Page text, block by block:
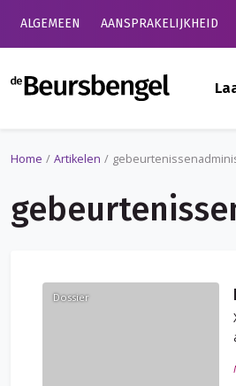
ALGEMEEN AANSPRAKELIJKHEID
de
Home Artikelen
Dossier